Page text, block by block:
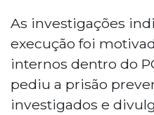
As investigações
execução foi
internos dentro do
pediu a prisão
investigados e